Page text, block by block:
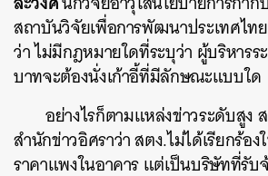
สถาบันวิจัยเพื่อการพัฒนาประเทศไท
ว่า ไม่มีกฎหมายใดที่ระบุว่า ผู้บริหาร
บาทจะต้องนั่งเก้าอี้ที่มีลักษณะแบบใด
อย่างไรก็ตามแหล่งข่าวระดับสูง
สำนักข่าวอิศราว่า สตง.ไม่ได้เรียกร้อง
ราคาแพงในอาคาร แต่เป็นบริษัทที่รั